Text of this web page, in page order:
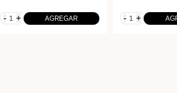
- + AGREGAR - +